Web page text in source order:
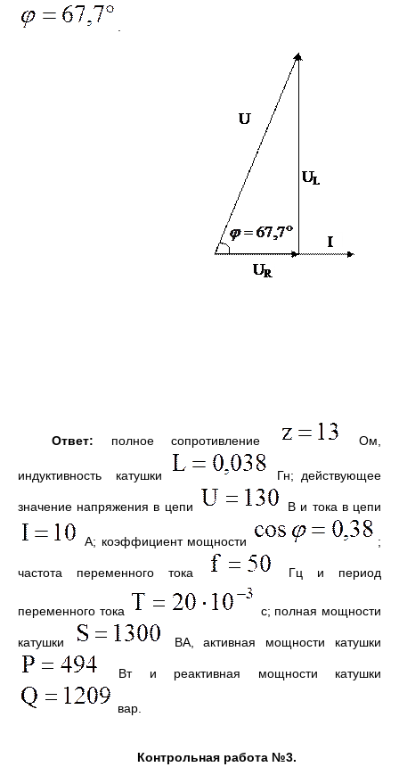
Ответ: полное сопротивление Ом,
индуктивность катушки Гн; действующее
значение напряжения в цепи В и тока в цепи
А; коэффициент мощности ;
частота переменного тока Гц и период
переменного тока с; полная мощности
катушки ВА, активная мощности катушки
Вт и реактивная мощности катушки
вар.
Контрольная работа №3.